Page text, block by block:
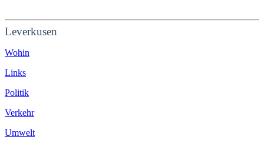
Leverkusen
Wohin
Links
Politik
Verkehr
Umwelt